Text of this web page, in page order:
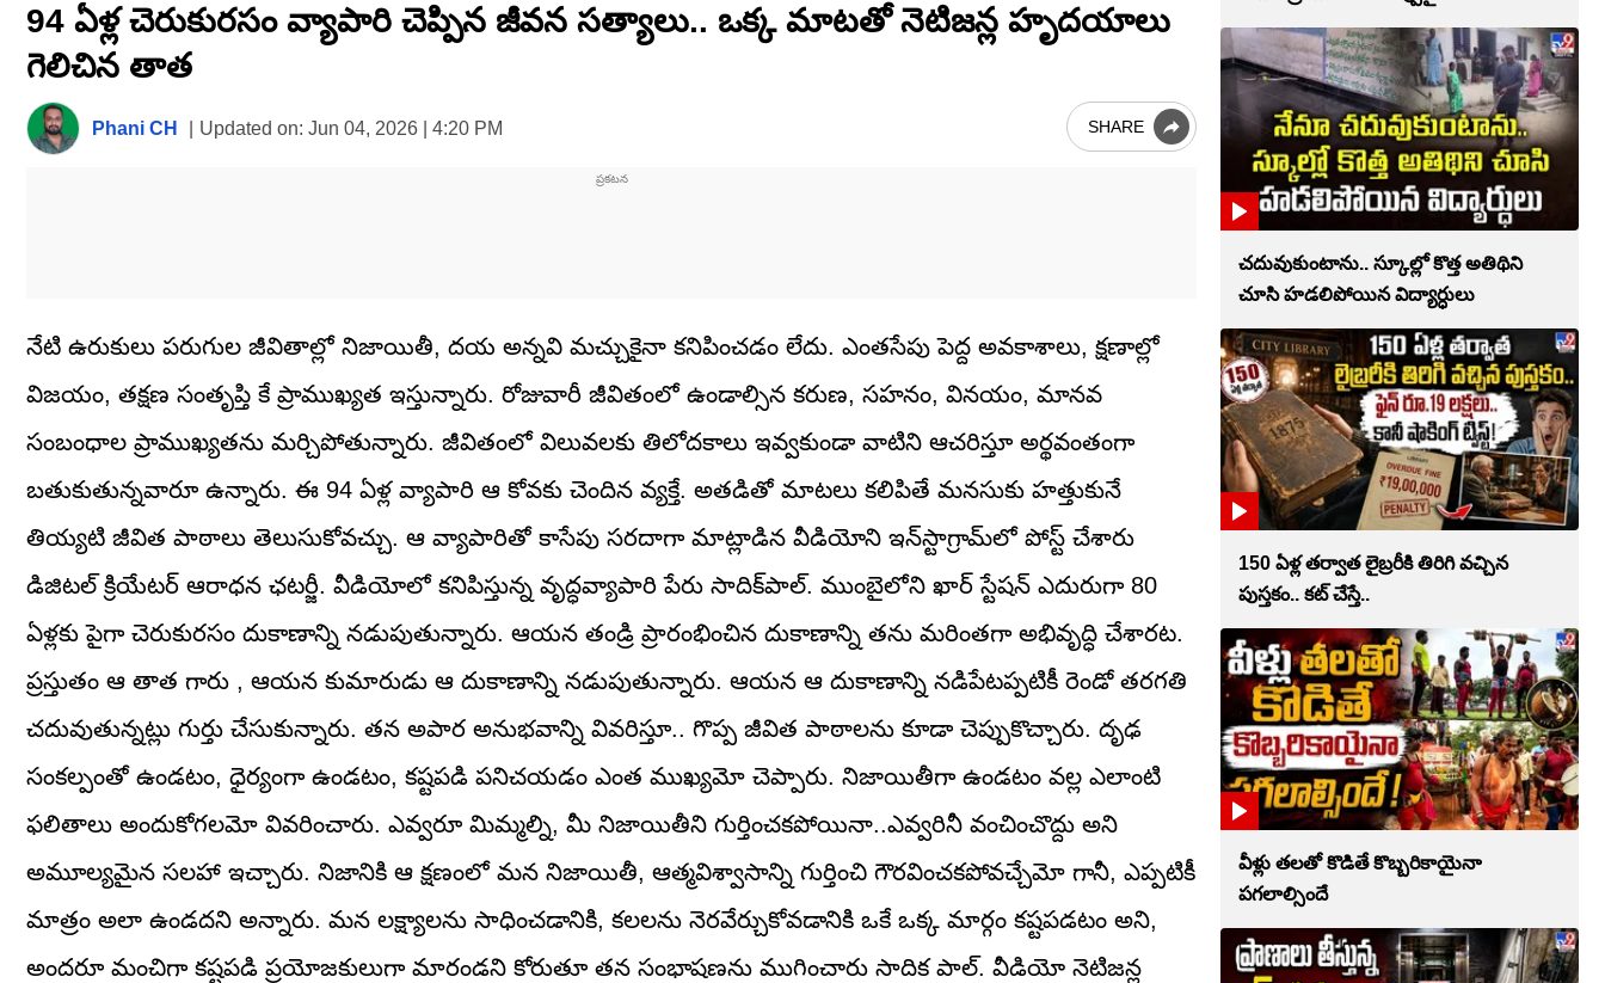
of
1
minute,
38
0%
94 ఏళ్ల చెరుకురసం వ్యాపారి చెప్పిన జీవన సత్యాలు.. ఒక్క మాటతో నెటిజన్ల హృదయాలు
గెలిచిన తాత
Phani CH Updated on: Jun 04, 2026 | 4:20 PM SHARE
నేటి ఉరుకులు పరుగుల జీవితాల్లో నిజాయితీ, దయ అన్నవి మచ్చుకైనా కనిపించడం లేదు. ఎంతసేపు పెద్ద అవకాశాలు, క్షణాల్లో
విజయం, తక్షణ సంతృప్తి కే ప్రాముఖ్యత ఇస్తున్నారు. రోజువారీ జీవితంలో ఉండాల్సిన కరుణ, సహనం, వినయం, మానవ
సంబంధాల ప్రాముఖ్యతను మర్చిపోతున్నారు. జీవితంలో విలువలకు తిలోదకాలు ఇవ్వకుండా వాటిని ఆచరిస్తూ అర్థవంతంగా
బతుకుతున్నవారూ ఉన్నారు. ఈ 94 ఏళ్ల వ్యాపారి ఆ కోవకు చెందిన వ్యక్తే. అతడితో మాటలు కలిపితే మనసుకు హత్తుకునే
తియ్యటి జీవిత పాఠాలు తెలుసుకోవచ్చు. ఆ వ్యాపారితో కాసేపు సరదాగా మాట్లాడిన వీడియోని ఇన్‌స్టాగ్రామ్‌లో పోస్ట్‌ చేశారు
డిజిటల్‌ క్రియేటర్‌ ఆరాధన ఛటర్జీ. వీడియోలో కనిపిస్తున్న వృద్ధవ్యాపారి పేరు సాదిక్‌పాల్‌. ముంబైలోని ఖార్‌ స్టేషన్‌ ఎదురుగా 80
ఏళ్లకు పైగా చెరుకురసం దుకాణాన్ని నడుపుతున్నారు. ఆయన తండ్రి ప్రారంభించిన దుకాణాన్ని తను మరింతగా అభివృద్ధి చేశారట.
ప్రస్తుతం ఆ తాత గారు , ఆయన కుమారుడు ఆ దుకాణాన్ని నడుపుతున్నారు. ఆయన ఆ దుకాణాన్ని నడిపేటప్పటికీ రెండో తరగతి
చదువుతున్నట్లు గుర్తు చేసుకున్నారు. తన అపార అనుభవాన్ని వివరిస్తూ.. గొప్ప జీవిత పాఠాలను కూడా చెప్పుకొచ్చారు. దృఢ
సంకల్పంతో ఉండటం, ధైర్యంగా ఉండటం, కష్టపడి పనిచయడం ఎంత ముఖ్యమో చెప్పారు. నిజాయితీగా ఉండటం వల్ల ఎలాంటి
ఫలితాలు అందుకోగలమో వివరించారు. ఎవ్వరూ మిమ్మల్ని, మీ నిజాయితీని గుర్తించకపోయినా..ఎవ్వరినీ వంచించొద్దు అని
అమూల్యమైన సలహా ఇచ్చారు. నిజానికి ఆ క్షణంలో మన నిజాయితీ, ఆత్మవిశ్వాసాన్ని గుర్తించి గౌరవించకపోవచ్చేమో గానీ, ఎప్పటికీ
మాత్రం అలా ఉండదని అన్నారు. మన లక్ష్యాలను సాధించడానికి, కలలను నెరవేర్చుకోవడానికి ఒకే ఒక్క మార్గం కష్టపడటం అని,
అందరూ మంచిగా కష్టపడి ప్రయోజకులుగా మారండని కోరుతూ తన సంభాషణను ముగించారు సాదిక పాల్‌. వీడియో నెటిజన్ల
చదువుకుంటాను.. స్కూల్లో కొత్త అతిథిని
చూసి హడలిపోయిన విద్యార్ధులు
150 ఏళ్ల తర్వాత లైబ్రరీకి తిరిగి వచ్చిన
పుస్తకం.. కట్ చేస్తే..
వీళ్లు తలతో కొడితే కొబ్బరికాయైనా
పగలాల్సిందే